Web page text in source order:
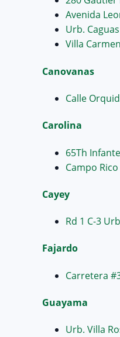
Avenida
Urb.
Villa
Canovanas
Calle
Carolina
65Th
Campo
Cayey
Rd 1 C-3
Fajardo
Carretera
Guayama
Urb. Villa